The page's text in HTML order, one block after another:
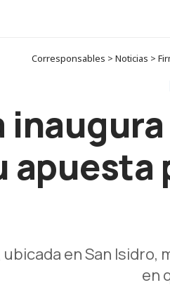
Corresponsables > Noticias >
apuesta
ubicada en San
en